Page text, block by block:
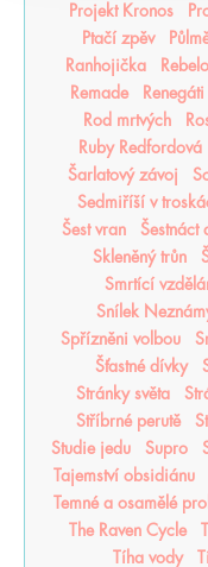
Projekt Kronos
Ptačí zpěv
Ranhojička
Remade
Renegáti
Rod mrtvých
Ruby Redfordová
Šarlatový závoj
Sedmiříší v
Šest vran
Šestnáct
Skleněný trůn
Smrtící
Snílek
Spřízněni volbou
Šťastné dívky
Stránky světa
Stříbrné perutě
Studie jedu
Supro
Tajemství obsidiánu
Temné a osamělé
The Raven Cycle
Tíha vody